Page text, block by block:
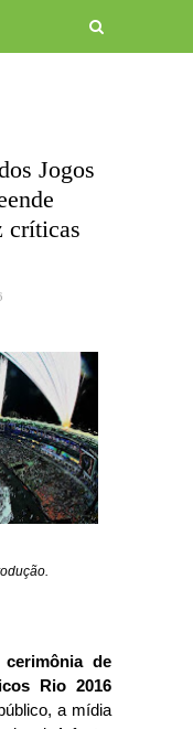
Jogos
críticas
cerimônia de
Rio 2016
a mídia